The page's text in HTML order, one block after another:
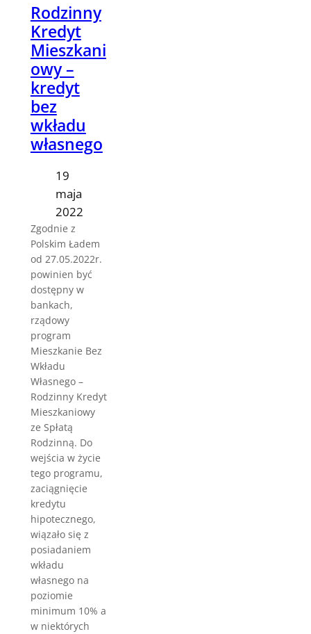
Rodzinny
Kredyt
Mieszkani
owy –
kredyt
bez
wkładu
własnego
19
maja
2022
Zgodnie z
Polskim Ładem
od 27.05.2022r.
powinien być
dostępny w
bankach,
rządowy
program
Mieszkanie Bez
Wkładu
Własnego –
Rodzinny Kredyt
Mieszkaniowy
ze Spłatą
Rodzinną. Do
wejścia w życie
tego programu,
zaciągnięcie
kredytu
hipotecznego,
wiązało się z
posiadaniem
wkładu
własnego na
poziomie
minimum 10% a
w niektórych